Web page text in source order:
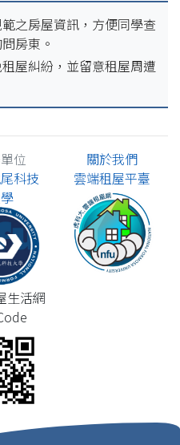
之房屋資訊，方便同學查
房東。
屋糾紛，並留意租屋周遭
位
科技
關於我們
雲端租屋平臺
生活網